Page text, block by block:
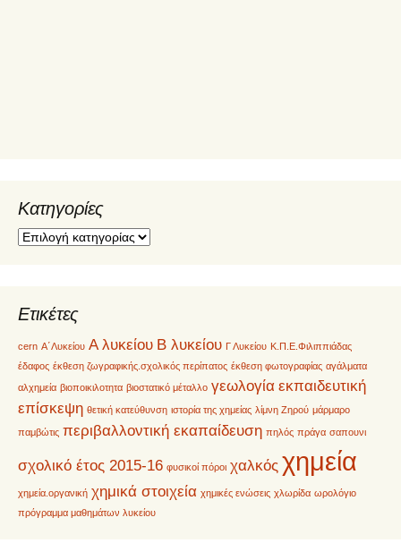
Kατηγορίες
Kατηγορίες
Ετικέτες
cern Α΄Λυκείου Α λυκείου Β λυκείου Γ Λυκείου Κ.Π.Ε.Φιλιππιάδας
έδαφος έκθεση ζωγραφικής.σχολικός περίπατος έκθεση φωτογραφίας αγάλματα
αλχημεία βιοποικιλοτητα βιοστατικό μέταλλο γεωλογία εκπαιδευτική
επίσκεψη θετική κατεύθυνση ιστορία της χημείας λίμνη Ζηρού μάρμαρο
παμβώτις περιβαλλοντική εκαπαίδευση πηλός πράγα σαπουνι
σχολικό έτος 2015-16 φυσικοί πόροι χαλκός χημεία
χημεία.οργανική χημικά στοιχεία χημικές ενώσεις χλωρίδα ωρολόγιο
πρόγραμμα μαθημάτων λυκείου